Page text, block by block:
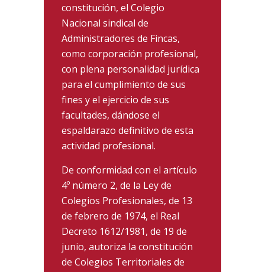
constitución, el Colegio
Nacional sindical de
Administradores de Fincas,
como corporación profesional,
con plena personalidad jurídica
para el cumplimiento de sus
fines y el ejercicio de sus
facultades, dándose el
espaldarazo definitivo de esta
actividad profesional.
De conformidad con el artículo
4º número 2, de la Ley de
Colegios Profesionales, de 13
de febrero de 1974, el Real
Decreto 1612/1981, de 19 de
junio, autoriza la constitución
de Colegios Territoriales de